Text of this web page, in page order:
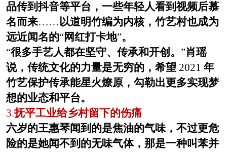
品传到抖音等平台，一些年轻人看到视频后慕
名而来……以道明竹编为内核，竹艺村也成为
远近闻名的“网红打卡地”。
“很多手艺人都在坚守、传承和开创。 ”肖瑶
说，传统文化的力量是无穷的，希望 2021 年
竹艺保护传承能星火燎原，勾勒出更多实现梦
想的业态和平台。
3.抚平工业给乡村留下的伤痛
六岁的王惠琴闻到的是焦油的气味，不过更危
险的是她闻不到的无味气体，那是一种叫苯并